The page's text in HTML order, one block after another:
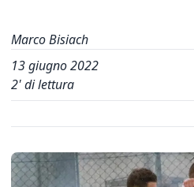
Marco Bisiach
13 giugno 2022
2' di lettura